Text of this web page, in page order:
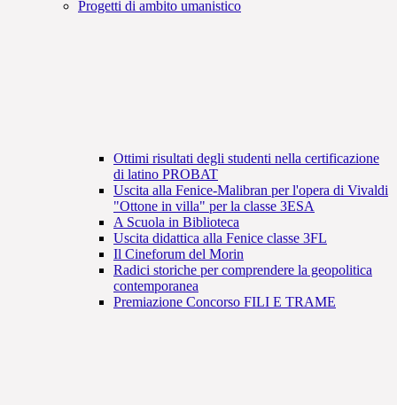
Progetti di ambito umanistico
Ottimi risultati degli studenti nella certificazione
di latino PROBAT
Uscita alla Fenice-Malibran per l'opera di Vivaldi
"Ottone in villa" per la classe 3ESA
A Scuola in Biblioteca
Uscita didattica alla Fenice classe 3FL
Il Cineforum del Morin
Radici storiche per comprendere la geopolitica
contemporanea
Premiazione Concorso FILI E TRAME